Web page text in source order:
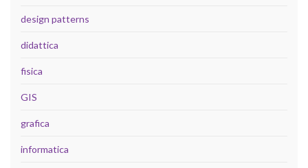
design patterns
didattica
fisica
GIS
grafica
informatica